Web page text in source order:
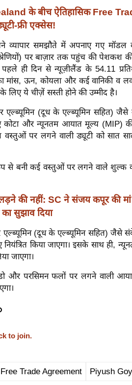
के बीच ऐतिहासिक Free
फ्री एक्सेस!
व्यापार समझौते में अपनाए गए
श्रेणियों) पर बाज़ार तक पहुंच की पेशकश
ही दिन से न्यूज़ीलैंड के 54.11
मांस, ऊन, कोयला और कई वानिकी व
ये चीज़ें सस्ती होने की उम्मीद है।
(दूध के एल्ब्यूमिन सहित) जैसे
और न्यूनतम आयात मूल्य (MIP) की
वस्तुओं पर लगने वाली ड्यूटी को सात
से बनी कई वस्तुओं पर लगने वाले
की नहीं: SC ने संजय कपूर की
सुझाव दिया
(दूध के एल्ब्यूमिन सहित) जैसे
किया जाएगा। इसके साथ ही,
जाएगा।
और परसिमन फलों पर लगने वाली
to join.
Free Trade Agreement Piyush